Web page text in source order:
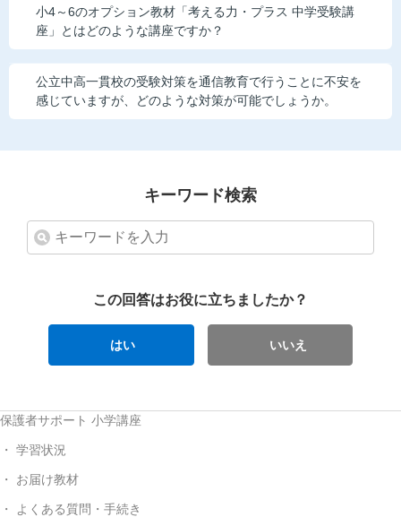
小4～6のオプション教材「考える力・プラス 中学受験講
座」とはどのような講座ですか？
公立中高一貫校の受験対策を通信教育で行うことに不安を
感じていますが、どのような対策が可能でしょうか。
キーワード検索
この回答はお役に立ちましたか？
はい いいえ
保護者サポート 小学講座
学習状況
お届け教材
よくある質問・手続き